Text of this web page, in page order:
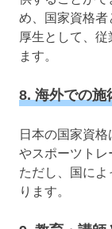
め、国家資格者
厚生として、
ます。
8. 海外での施
日本の国家資
やスポーツトレ
ただし、国に
ります。